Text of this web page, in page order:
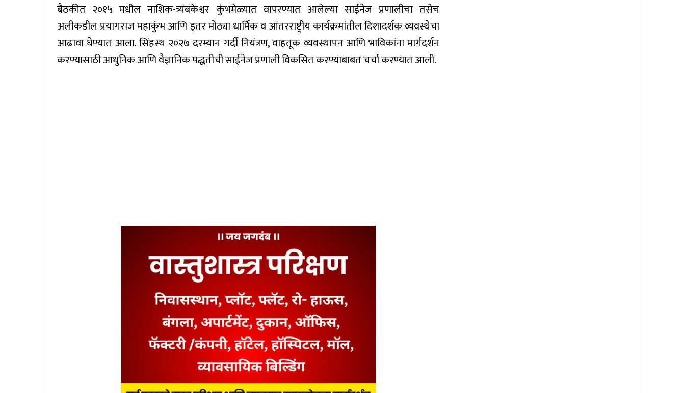
बैठकीत २०१५ मधील नाशिक-त्र्यंबकेश्वर कुंभमेळ्यात वापरण्यात आलेल्या साईनेज प्रणालीचा तसेच
अलीकडील प्रयागराज महाकुंभ आणि इतर मोठ्या धार्मिक व आंतरराष्ट्रीय कार्यक्रमांतील दिशादर्शक व्यवस्थेचा
आढावा घेण्यात आला. सिंहस्थ २०२७ दरम्यान गर्दी नियंत्रण, वाहतूक व्यवस्थापन आणि भाविकांना मार्गदर्शन
करण्यासाठी आधुनिक आणि वैज्ञानिक पद्धतीची साईनेज प्रणाली विकसित करण्याबाबत चर्चा करण्यात आली.